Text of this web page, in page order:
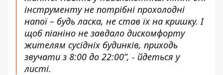
інструменту не потрібні прохолодні
напої – будь ласка, не став їх на кришку. І
щоб піаніно не завдало дискомфорту
жителям сусідніх будинків, приходь
звучати з 8:00 до 22:00”, - йдеться у
листі.